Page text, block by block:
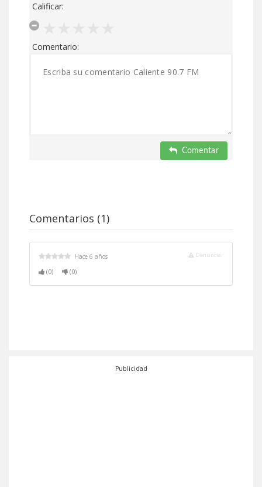
Calificar:
Comentario:
Comentar
Comentarios (1)
Hace 6 años Denunciar
(0) (0)
Publicidad